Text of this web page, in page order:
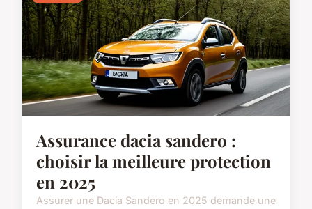
Assurance dacia sandero :
choisir la meilleure protection
en 2025
Assurer une Dacia Sandero en 2025 demande une